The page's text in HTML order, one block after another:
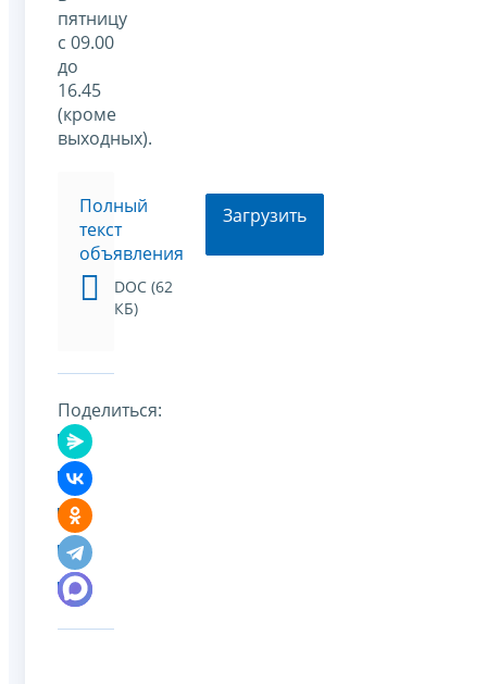
пятницу
с 09.00
до
16.45
(кроме
выходных).
Полный
текст
объявления
DOC (62
КБ)
Загрузить
Поделиться: